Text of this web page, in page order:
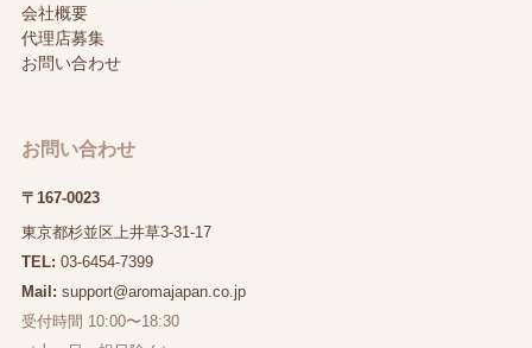
会社概要
代理店募集
お問い合わせ
お問い合わせ
〒167-0023
東京都杉並区上井草3-31-17
TEL: 03-6454-7399
Mail: support@aromajapan.co.jp
受付時間 10:00〜18:30